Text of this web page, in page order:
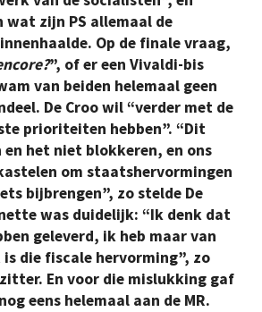
wat zijn PS allemaal de
Op de finale vraag,
”, of er een Vivaldi-bis
van beiden helemaal geen
De Croo wil “verder met de
prioriteiten hebben”. “Dit
en het niet blokkeren, en ons
om staatshervormingen
bijbrengen”, zo stelde De
was duidelijk: “Ik denk dat
geleverd, ik heb maar van
die fiscale hervorming”, zo
En voor die mislukking gaf
eens helemaal aan de MR.